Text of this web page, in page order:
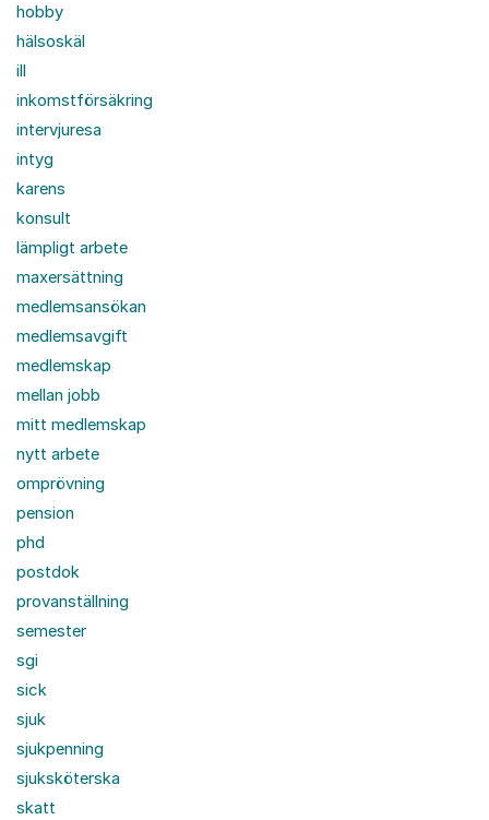
hobby
hälsoskäl
ill
inkomstförsäkring
intervjuresa
intyg
karens
konsult
lämpligt arbete
maxersättning
medlemsansökan
medlemsavgift
medlemskap
mellan jobb
mitt medlemskap
nytt arbete
omprövning
pension
phd
postdok
provanställning
semester
sgi
sick
sjuk
sjukpenning
sjuksköterska
skatt